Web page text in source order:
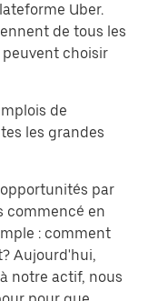
Uber.
de tous les
peuvent choisir
de
les grandes
par
commencé en
: comment
Aujourd'hui,
notre actif, nous